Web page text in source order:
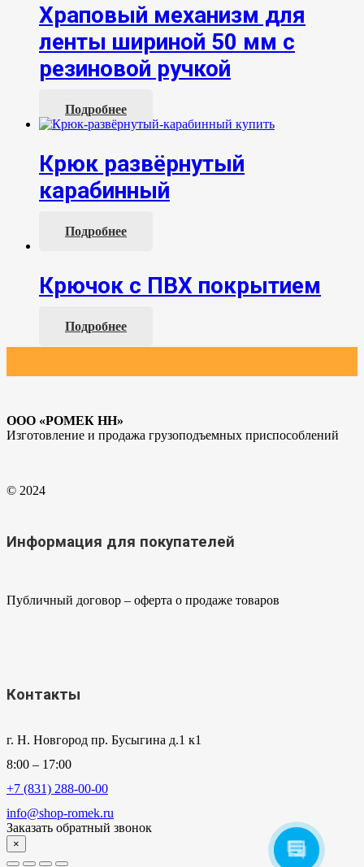
Храповый механизм для
ленты шириной 50 мм с
резиновой ручкой
Подробнее
Крюк развёрнутый
карабинный
Подробнее
Крючок с ПВХ покрытием
Подробнее
ООО «РОМЕК НН»
Изготовление и продажа грузоподъемных приспособлений
© 2024
Информация для покупателей
Публичный договор – оферта о продаже товаров
Контакты
г. Н. Новгород пр. Бусыгина д.1 к1
8:00 – 17:00
+7 (831) 288-00-00
info@shop-romek.ru
Заказать обратный звонок
×